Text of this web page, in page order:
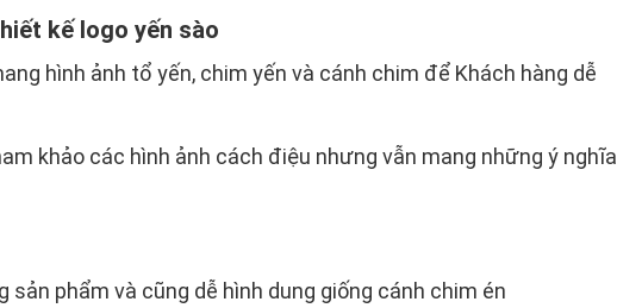
kế logo yến sào
hình ảnh tổ yến, chim yến và cánh chim để Khách hàng dễ
khảo các hình ảnh cách điệu nhưng vẫn mang những ý nghĩa
sản phẩm và cũng dễ hình dung giống cánh chim én